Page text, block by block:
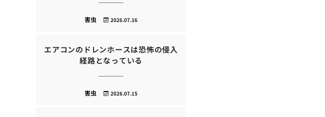
2026.07.16
害虫
エアコンのドレンホースは恐怖の侵入
経路となっている
2026.07.15
害虫